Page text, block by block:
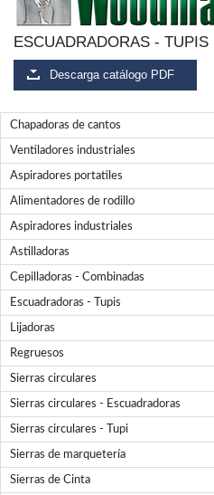
Listado de marcas y
Herramientas varias
Clavadoras Neumáticas Freeman
Grapadoras Neumáticas Freeman
Grapadoras manuales Freeman
Accesorios
UNICAIR
Compresores silenciosos
Compresores Tornillo
Secadores
Clavadoras
Grapadoras
Compresores
Herramientas
WOODMAN
Chapadoras de cantos
ESCUADRADORAS - TUPIS
Descarga catálogo PDF
Chapadoras de cantos
Ventiladores industriales
Aspiradores portatiles
Alimentadores de rodillo
Aspiradores industriales
Astilladoras
Cepilladoras - Combinadas
Escuadradoras - Tupis
Lijadoras
Regruesos
Sierras circulares
Sierras circulares - Escuadradoras
Sierras circulares - Tupi
Sierras de marquetería
Sierras de Cinta